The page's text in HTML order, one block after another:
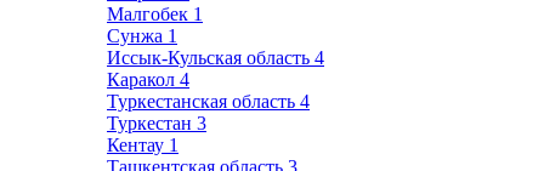
Малгобек 1
Сунжа 1
Иссык-Кульская область 4
Каракол 4
Туркестанская область 4
Туркестан 3
Кентау 1
Ташкентская область 3